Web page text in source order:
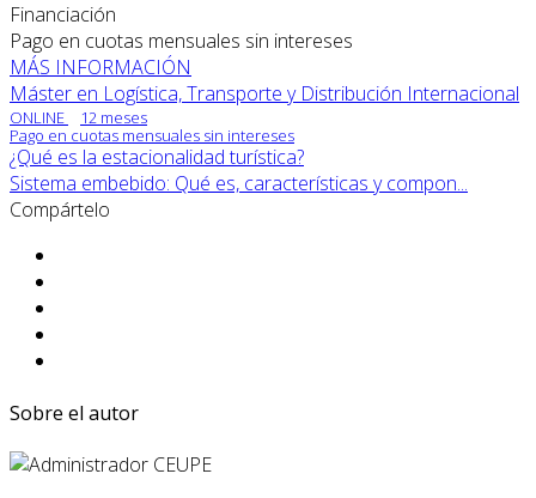
Financiación
Pago en cuotas mensuales sin intereses
MÁS INFORMACIÓN
Máster en Logística, Transporte y Distribución Internacional
ONLINE
12 meses
Pago en cuotas mensuales sin intereses
¿Qué es la estacionalidad turística?
Sistema embebido: Qué es, características y compon...
Compártelo
Sobre el autor